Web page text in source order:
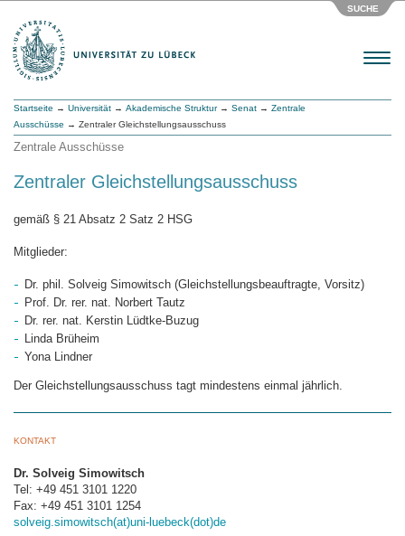
SUCHE
Menu
Startseite → Universität → Akademische Struktur→ Senat → Zentrale
Ausschüsse → Zentraler Gleichstellungsausschuss
Zentrale Ausschüsse
Zentraler Gleichstellungsausschuss
gemäß § 21 Absatz 2 Satz 2 HSG
Mitglieder:
Dr. phil. Solveig Simowitsch (Gleichstellungsbeauftragte, Vorsitz)
Prof. Dr. rer. nat. Norbert Tautz
Dr. rer. nat. Kerstin Lüdtke-Buzug
Linda Brüheim
Yona Lindner
Der Gleichstellungsausschuss tagt mindestens einmal jährlich.
KONTAKT
Dr. Solveig Simowitsch
Tel: +49 451 3101 1220
Fax: +49 451 3101 1254
solveig.simowitsch(at)uni-luebeck(dot)de